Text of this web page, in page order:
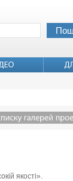
якості».